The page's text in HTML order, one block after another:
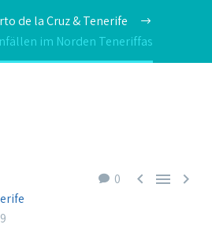
de la Cruz & Tenerife
im Norden Teneriffas
0   